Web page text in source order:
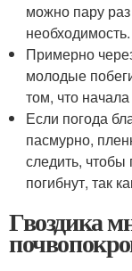
можно пару раз
необходимость.
Примерно
молодые
том, что
Если погода
пасмурно,
следить, чтобы
погибнут, так
Гвоздика